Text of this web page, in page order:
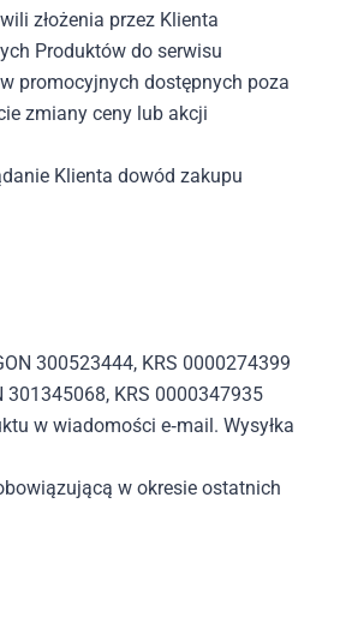
złożenia przez Klienta
Produktów do serwisu
promocyjnych dostępnych poza
zmiany ceny lub akcji
Klienta dowód zakupu
300523444, KRS 0000274399
301345068, KRS 0000347935
w wiadomości e‑mail. Wysyłka
w okresie ostatnich